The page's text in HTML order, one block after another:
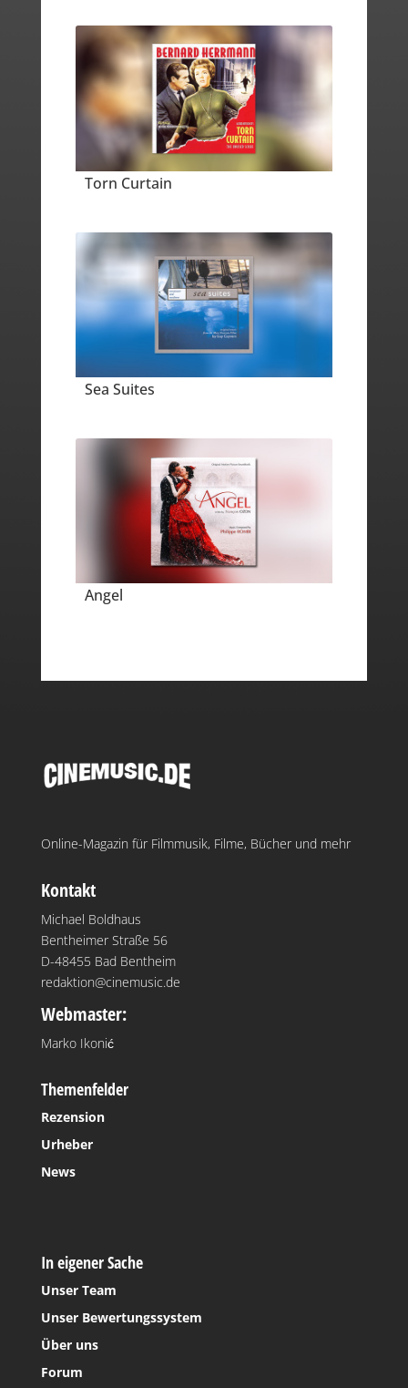
Torn Curtain
Sea Suites
Angel
Online-Magazin für Filmmusik, Filme, Bücher und mehr
Kontakt
Michael Boldhaus
Bentheimer Straße 56
D-48455 Bad Bentheim
redaktion@cinemusic.de
Webmaster:
Marko Ikonić
Themenfelder
Rezension
Urheber
News
In eigener Sache
Unser Team
Unser Bewertungssystem
Über uns
Forum